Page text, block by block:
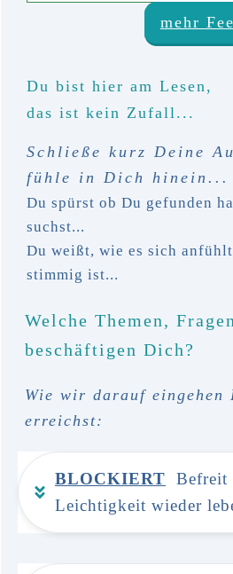
mehr
Du bist hier am Lesen,
das ist kein Zufall...
Schließe kurz Deine
fühle in Dich hinein...
Du spürst ob Du gefunden
suchst...
Du weißt, wie es sich
stimmig ist...
Welche Themen, Fragen
beschäftigen Dich?
Wie wir darauf eingehen
erreichst:
BLOCKIERT Befreit
Leichtigkeit wieder